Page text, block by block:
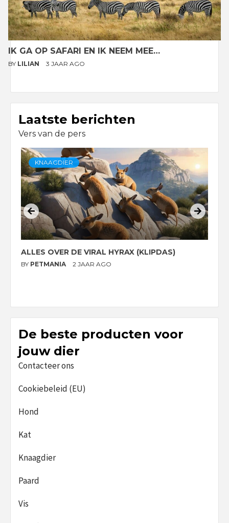
IK GA OP SAFARI EN IK NEEM MEE…
BY LILIAN 3 JAAR AGO
Laatste berichten
Vers van de pers
KNAAGDIER
ALLES OVER DE VIRAL HYRAX (KLIPDAS)
BY PETMANIA 2 JAAR AGO
De beste producten voor
jouw dier
Contacteer ons
Cookiebeleid (EU)
Hond
Kat
Knaagdier
Paard
Vis